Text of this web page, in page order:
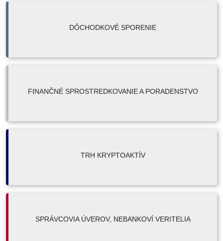
DÔCHODKOVÉ SPORENIE
FINANČNÉ SPROSTREDKOVANIE A PORADENSTVO
TRH KRYPTOAKTÍV
SPRÁVCOVIA ÚVEROV, NEBANKOVÍ VERITELIA